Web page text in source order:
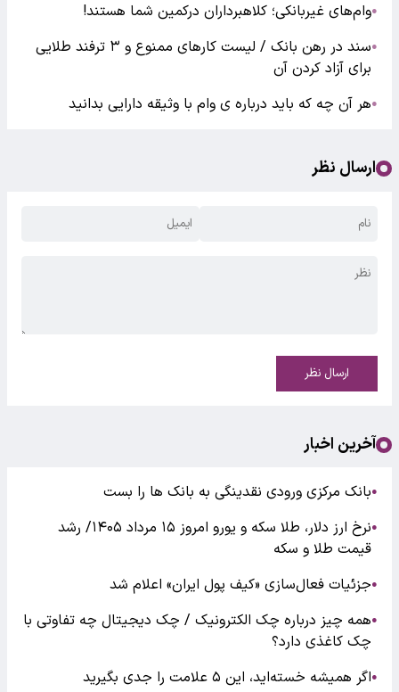
●وام‌های غیربانکی؛ کلاهبرداران درکمین شما هستند!
●
سند در رهن بانک / لیست کارهای ممنوع و ۳ ترفند طلایی
برای آزاد کردن آن
●هر آن چه که باید درباره ی وام با وثیقه دارایی بدانید
ارسال نظر
ارسال نظر
آخرین اخبار
●بانک مرکزی ورودی نقدینگی به بانک ها را بست
●
نرخ ارز دلار، طلا سکه و یورو امروز ۱۵ مرداد ۱۴۰۵/ رشد
قیمت طلا و سکه
●جزئیات فعال‌سازی «کیف پول ایران» اعلام شد
●همه چیز درباره چک الکترونیک / چک دیجیتال چه تفاوتی با
چک کاغذی دارد؟
●اگر همیشه خسته‌اید، این ۵ علامت را جدی بگیرید